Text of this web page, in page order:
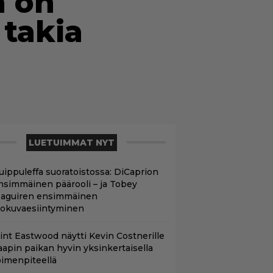
LUETUIMMAT NYT
suoratoistossa: DiCaprion
päärooli – ja Tobey
ensimmäinen
Eastwood näytti Kevin Costnerille
paikan hyvin yksinkertaisella